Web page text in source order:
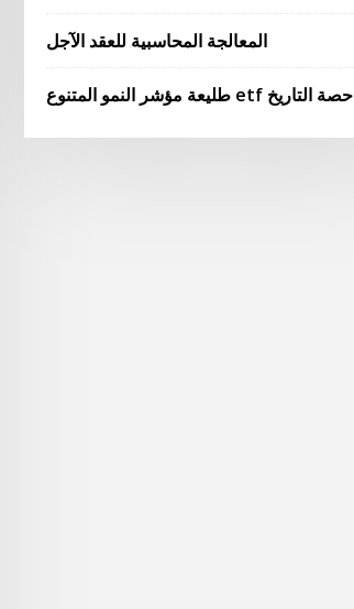
المعالجة المحاسبية للعقد الآجل
طليعة مؤشر النمو المتنوع etf حصة التاريخ